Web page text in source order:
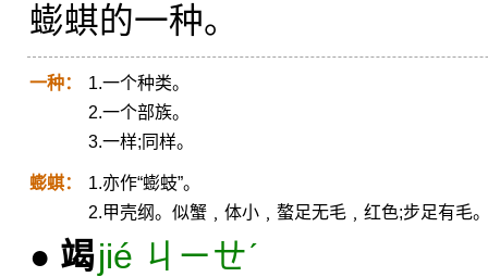
蟛蜞的一种。
一种：
1.一个种类。
2.一个部族。
3.一样;同样。
蟛蜞：
1.亦作“蟛蚑”。
2.甲壳纲。似蟹﹐体小﹐螯足无毛﹐红色;步足有毛
● 竭jié ㄐㄧㄝˊ